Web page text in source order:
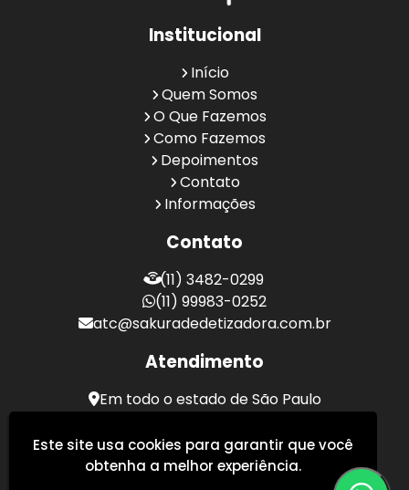
Institucional
Início
Quem Somos
O Que Fazemos
Como Fazemos
Depoimentos
Contato
Informações
Contato
(11) 3482-0299
(11) 99983-0252
atc@sakuradedetizadora.com.br
Atendimento
Em todo o estado de São Paulo
Este site usa cookies para garantir que você
obtenha a melhor experiência.